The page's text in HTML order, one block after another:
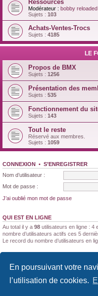
En poursuivant votre
l’utilisation de cookies.
Ressources
Modérateur : bobby reloaded
Sujets : 103
Achats-Ventes-Trocs
Sujets : 4185
LE
Propos de BMX
Sujets : 1256
Présentation des
Sujets : 535
Fonctionnement du
Sujets : 143
Tout le reste
Réservé aux membres.
Sujets : 1059
CONNEXION • S’ENREGISTRER
Nom d’utilisateur :
Mot de passe :
J’ai oublié mon mot de passe
QUI EST EN LIGNE
Au total il y a 98 utilisateurs en ligne : 4
nombre d’utilisateurs actifs ces 5
Le record du nombre d’utilisateurs en
188170 messages •11347sujets •
Brunaldi21